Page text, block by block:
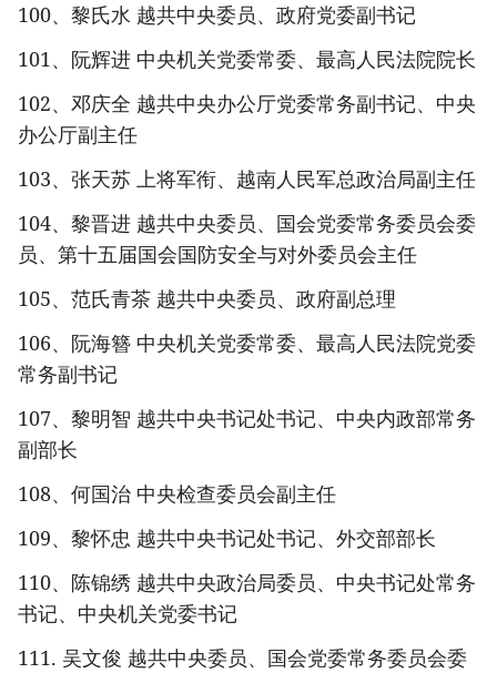
100、黎氏水 越共中央委员、政府党委副书记
101、阮辉进 中央机关党委常委、最高人民法院院长
102、邓庆全 越共中央办公厅党委常务副书记、中央
办公厅副主任
103、张天苏 上将军衔、越南人民军总政治局副主任
104、黎晋进 越共中央委员、国会党委常务委员会委
员、第十五届国会国防安全与对外委员会主任
105、范氏青茶 越共中央委员、政府副总理
106、阮海簪 中央机关党委常委、最高人民法院党委
常务副书记
107、黎明智 越共中央书记处书记、中央内政部常务
副部长
108、何国治 中央检查委员会副主任
109、黎怀忠 越共中央书记处书记、外交部部长
110、陈锦绣 越共中央政治局委员、中央书记处常务
书记、中央机关党委书记
111. 吴文俊 越共中央委员、国会党委常务委员会委